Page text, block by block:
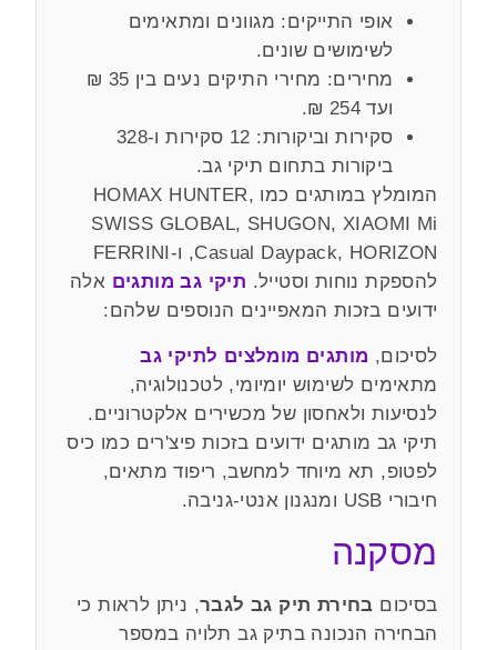
אופי התייקים: מגוונים ומתאימים
לשימושים שונים.
מחירים: מחירי התיקים נעים בין 35 ₪
ועד 254 ₪.
סקירות וביקורות: 12 סקירות ו-328
ביקורות בתחום תיקי גב.
המומלץ במותגים כמו HOMAX HUNTER,
SWISS GLOBAL, SHUGON, XIAOMI Mi
Casual Daypack, HORIZON, ו-FERRINI
להספקת נוחות וסטייל. תיקי גב מותגים אלה
ידועים בזכות המאפיינים הנוספים שלהם:
לסיכום, מותגים מומלצים לתיקי גב
מתאימים לשימוש יומיומי, לטכנולוגיה,
לנסיעות ולאחסון של מכשירים אלקטרוניים.
תיקי גב מותגים ידועים בזכות פיצ'רים כמו כיס
לפטופ, תא מיוחד למחשב, ריפוד מתאים,
חיבורי USB ומנגנון אנטי-גניבה.
מסקנה
בסיכום בחירת תיק גב לגבר, ניתן לראות כי
הבחירה הנכונה בתיק גב תלויה במספר